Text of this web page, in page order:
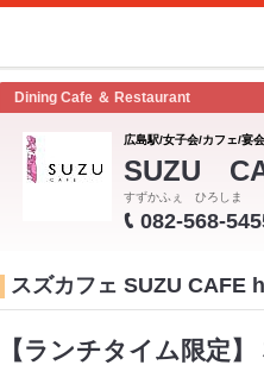
Dining Cafe ＆ Restaurant
広島駅/女子会/カフェ/宴
SUZU
すずかふぇ ひろしま
082-568-
スズカフェ SUZU
【ランチタイム限定